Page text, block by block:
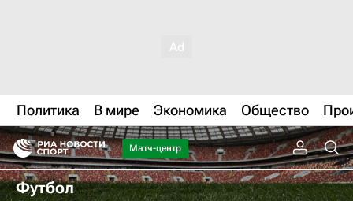
Политика В мире Экономика Общество
Матч-центр
Футбол